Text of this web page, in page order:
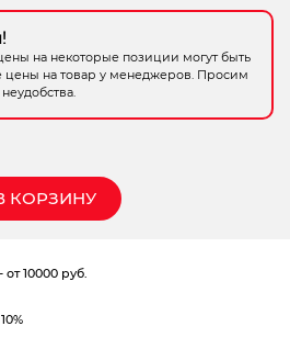
на некоторые позиции могут быть
цены на товар у менеджеров. Просим
КОРЗИНУ
от 10000 руб.